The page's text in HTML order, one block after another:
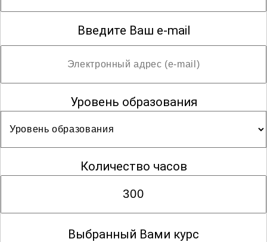
Введите Ваш e-mail
Уровень образования
Количество часов
Выбранный Вами курс